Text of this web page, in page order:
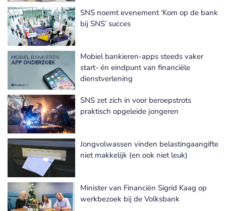
SNS noemt evenement ‘Kom op de bank
bij SNS’ succes
Mobiel bankieren-apps steeds vaker
start- én eindpunt van financiële
dienstverlening
SNS zet zich in voor beroepstrots
praktisch opgeleide jongeren
Jongvolwassen vinden belastingaangifte
niet makkelijk (en ook niet leuk)
Minister van Financiën Sigrid Kaag op
werkbezoek bij de Volksbank